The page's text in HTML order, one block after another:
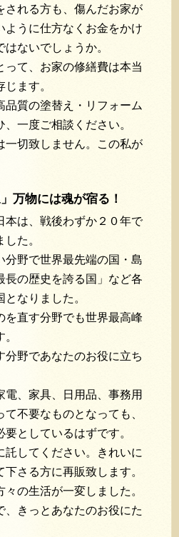
される方も、傷んだお家が
ように仕方なくお金をかけ
ないでしょうか。
って、お家の修繕費は本当
ます。
品質の塗替え・リフォーム
一度ご相談ください。
一切致しません。この私が
万物には魂が宿る！
本は、戦後わずか２０年で
た。
分野で世界最先端の国・島
長の歴史を誇る国」など各
なりました。
を直す分野でも世界最高峰
分野であなたのお役に立ち
電、家具、日用品、事務用
不要なものとなっても、
としているはずです。
託してください。きれいに
さる方に再販致します。
の生活が一変しました。
、きっとあなたのお役にた